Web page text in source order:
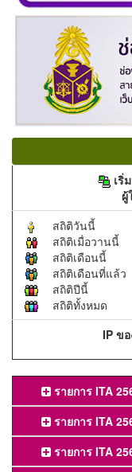
เริ่
สถิติวันนี้
สถิติเมื่อวานนี้
สถิติเดือนนี้
สถิติเดือนที่แล้ว
สถิติปีนี้
สถิติทั้งหมด
IP ข
รายการ ITA
รายการ ITA
รายการ ITA